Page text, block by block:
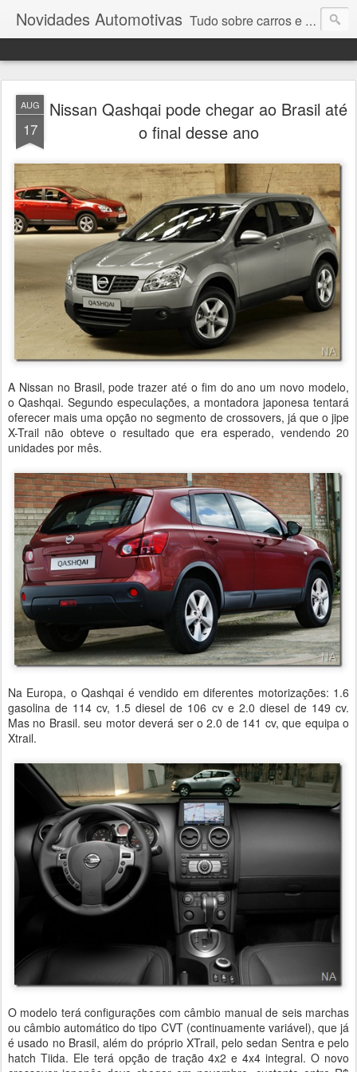
Novidades Automotivas Tudo sobre carros e motores
AUG
17
Nissan Qashqai pode chegar ao Brasil até
o final desse ano
A Nissan no Brasil, pode trazer até o fim do ano um novo modelo,
o Qashqai. Segundo especulações, a montadora japonesa tentará
oferecer mais uma opção no segmento de crossovers, já que o jipe
X-Trail não obteve o resultado que era esperado, vendendo 20
unidades por mês.
Na Europa, o Qashqai é vendido em diferentes motorizações: 1.6
gasolina de 114 cv, 1.5 diesel de 106 cv e 2.0 diesel de 149 cv.
Mas no Brasil. seu motor deverá ser o 2.0 de 141 cv, que equipa o
Xtrail.
O modelo terá configurações com câmbio manual de seis marchas
ou câmbio automático do tipo CVT (continuamente variável), que já
é usado no Brasil, além do próprio XTrail, pelo sedan Sentra e pelo
hatch Tiida. Ele terá opção de tração 4x2 e 4x4 integral. O novo